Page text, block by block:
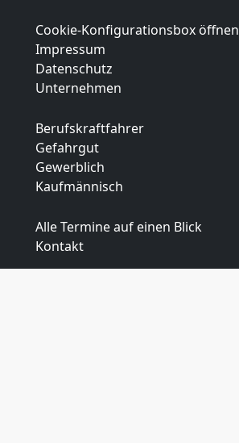
Cookie-Konfigurationsbox öffnen
Impressum
Datenschutz
Unternehmen
Berufskraftfahrer
Gefahrgut
Gewerblich
Kaufmännisch
Alle Termine auf einen Blick
Kontakt